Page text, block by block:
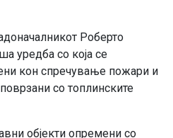
Роберто
уредба со која се
кон спречување пожари и
со топлинските
објекти опремени со